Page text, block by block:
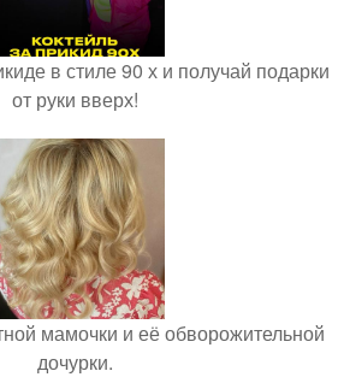
в стиле 90 х и получай подарки
от руки вверх!
мамочки и её обворожительной
дочурки.